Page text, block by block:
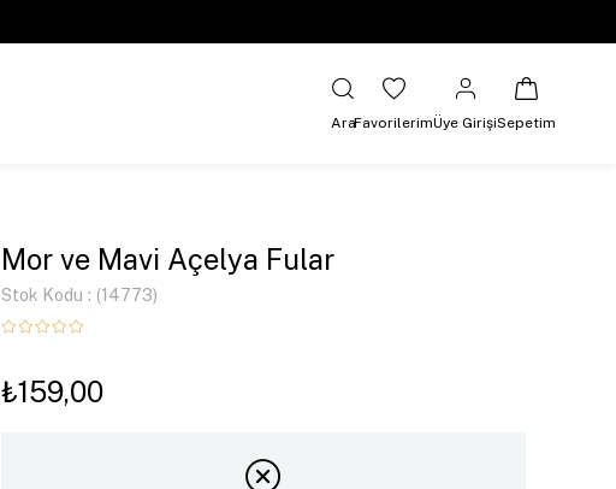
AraFavorilerimÜye GirişiSepetim
Mor ve Mavi Açelya Fular
Stok Kodu (14773)
₺159,00